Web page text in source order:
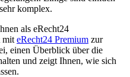
komplex.
als eRecht24
mit eRecht24 Premium zur
einen Überblick über die
und zeigt Ihnen, wie sich